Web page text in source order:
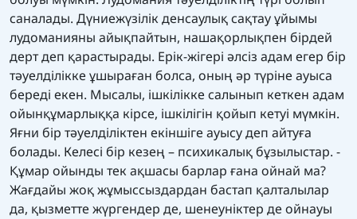
саналады. Дүниежүзілік денсаулық сақтау ұйымы
лудоманияны айықпайтын, нашақорлықпен бірдей
дерт деп қарастырады. Ерік-жігері әлсіз адам егер бір
тәуелділікке ұшыраған болса, оның әр түріне ауыса
береді екен. Мысалы, ішкілікке салынып кеткен адам
ойынқұмарлыққа кірсе, ішкілігін қойып кетуі мүмкін.
Яғни бір тәуелділіктен екіншіге ауысу деп айтуға
болады. Келесі бір кезең – психикалық бұзылыстар. -
Құмар ойынды тек ақшасы барлар ғана ойнай ма?
Жағдайы жоқ жұмыссыздардан бастап қалталылар
да, қызметте жүргендер де, шенеуніктер де ойнауы